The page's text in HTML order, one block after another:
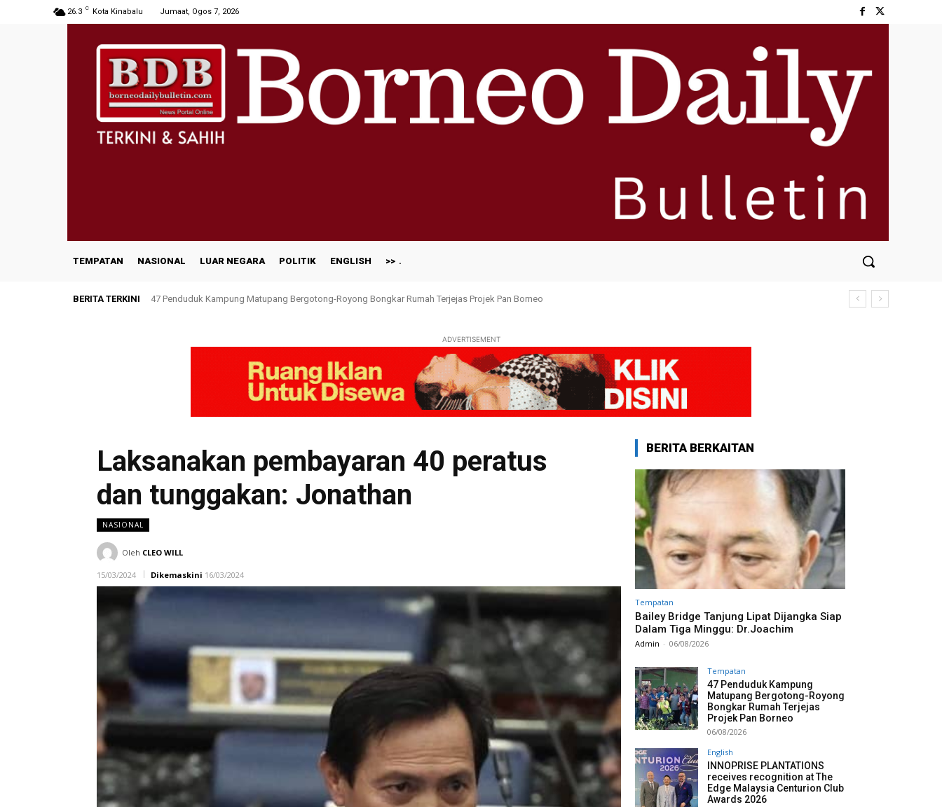
26.3 C Kota Kinabalu Jumaat, Ogos 7, 2026
TEMPATAN NASIONAL LUAR NEGARA POLITIK ENGLISH >>
BERITA TERKINI 47 Penduduk Kampung Matupang Bergotong-Royong Bongkar Rumah Terjejas Projek Pan Borneo
ADVERTISEMENT
Laksanakan pembayaran 40 peratus
dan tunggakan: Jonathan
NASIONAL
Oleh CLEO WILL
15/03/2024 Dikemaskini 16/03/2024
BERITA BERKAITAN
Tempatan
Bailey Bridge Tanjung Lipat Dijangka Siap
Dalam Tiga Minggu: Dr.Joachim
Admin - 06/08/2026
Tempatan
47 Penduduk Kampung
Matupang Bergotong-Royong
Bongkar Rumah Terjejas
Projek Pan Borneo
06/08/2026
English
INNOPRISE PLANTATIONS
receives recognition at The
Edge Malaysia Centurion Club
Awards 2026